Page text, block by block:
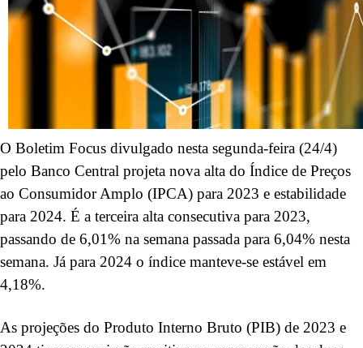
O Boletim Focus divulgado nesta segunda-feira (24/4)
pelo Banco Central projeta nova alta do Índice de Preços
ao Consumidor Amplo (IPCA) para 2023 e estabilidade
para 2024. É a terceira alta consecutiva para 2023,
passando de 6,01% na semana passada para 6,04% nesta
semana. Já para 2024 o índice manteve-se estável em
4,18%.
As projeções do Produto Interno Bruto (PIB) de 2023 e